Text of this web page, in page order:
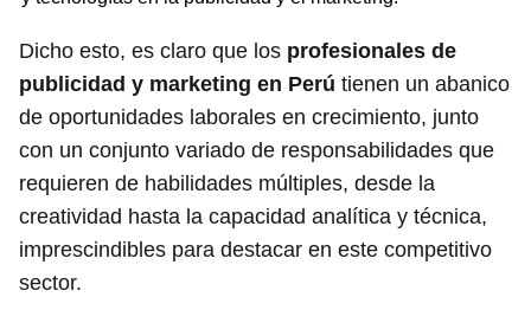
Dicho esto, es claro que los profesionales de
publicidad y marketing en Perú tienen un abanico
de oportunidades laborales en crecimiento, junto
con un conjunto variado de responsabilidades que
requieren de habilidades múltiples, desde la
creatividad hasta la capacidad analítica y técnica,
imprescindibles para destacar en este competitivo
sector.